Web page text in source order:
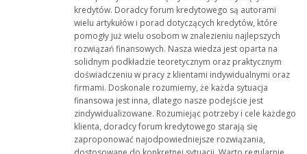
kredytów. Doradcy forum kredytowego są autorami
wielu artykułów i porad dotyczących kredytów, które
pomogły już wielu osobom w znalezieniu najlepszych
rozwiązań finansowych. Nasza wiedza jest oparta na
solidnym podkładzie teoretycznym oraz praktycznym
doświadczeniu w pracy z klientami indywidualnymi oraz
firmami. Doskonale rozumiemy, że każda sytuacja
finansowa jest inna, dlatego nasze podejście jest
zindywidualizowane. Rozumiejąc potrzeby i cele każdego
klienta, doradcy forum kredytowego starają się
zaproponować najodpowiedniejsze rozwiązania,